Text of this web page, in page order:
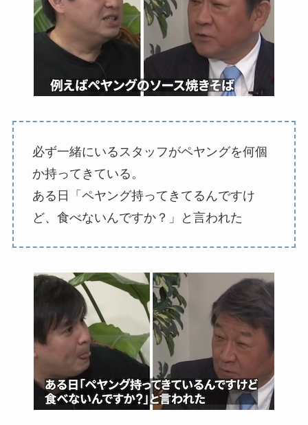
必ず一緒にいるスタッフがペヤングを何個
か持ってきている。
ある日「ペヤング持ってきてるんですけ
ど、食べないんですか？」と言われた